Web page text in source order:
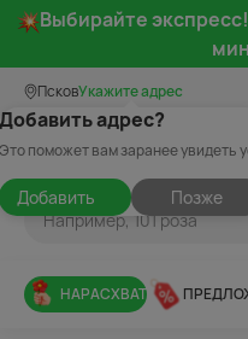
Выбирайте
ПсковУкажите адрес
адрес?
поможет вам заранее увидеть
Добавить Позже
НАРАСХВАТ